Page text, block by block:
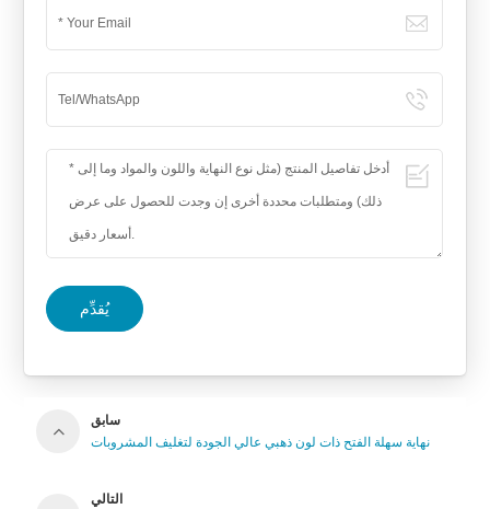
يُقدِّم
سابق
نهاية سهلة الفتح ذات لون ذهبي عالي الجودة لتغليف المشروبات
التالي